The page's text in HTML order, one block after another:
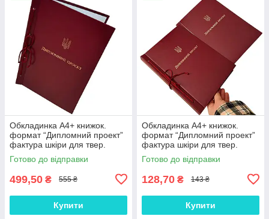
Обкладинка А4+ книжок.
формат “Дипломний проект”
фактура шкіри для твер.
палітурки 215×305 мм бордо
(20мм) (уп.5шт)
Готово до відправки
499,50 ₴ 555 ₴
Купити
Обкладинка А4+ книжок.
формат “Дипломний проект”
фактура шкіри для твер.
палітурки 215×305 мм бордо
(20мм) (1 шт)
Готово до відправки
128,70 ₴ 143 ₴
Купити